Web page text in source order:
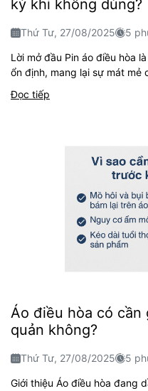
kỳ khi không dùng?
Thứ Tư, 27/08/2025 5
Lời mở đầu Pin áo điều hòa
ổn định, mang lại sự mát mẻ
Đọc tiếp
Áo điều hòa có cần
quản không?
Thứ Tư, 27/08/2025 5
Giới thiệu Áo điều hòa đang